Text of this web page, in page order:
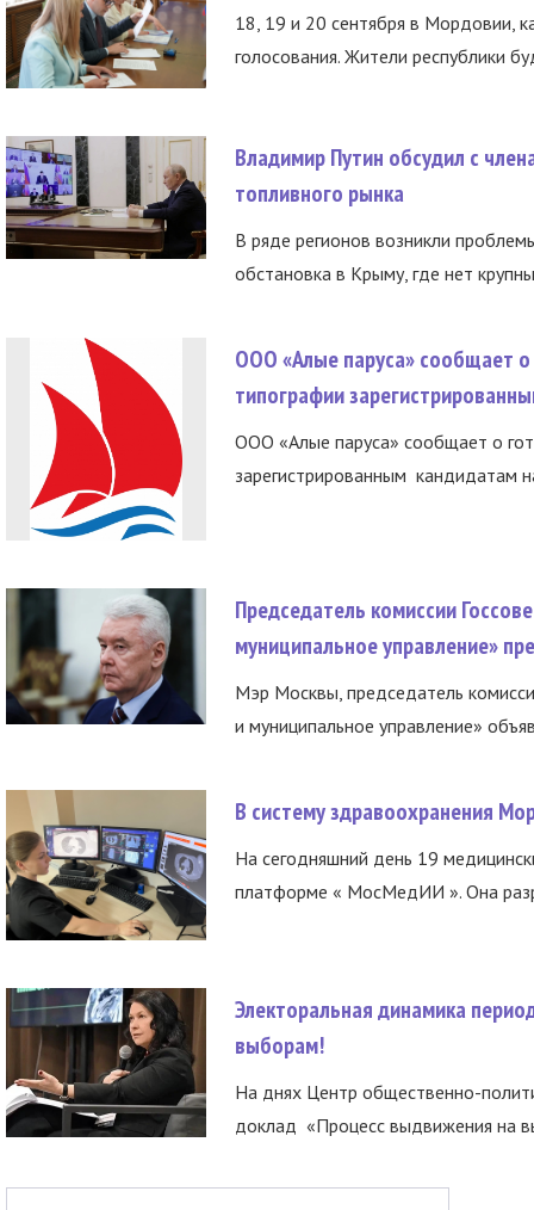
18, 19 и 20 сентября в Мордовии,
голосования. Жители республики
Владимир Путин обсудил с
топливного рынка
В ряде регионов возникли
обстановка в Крыму, где нет
ООО «Алые паруса» сообщает о
типографии
ООО «Алые паруса» сообщает о
зарегистрированным кандидатам
Председатель комиссии
муниципальное управление»
Мэр Москвы, председатель
и муниципальное управление»
В систему здравоохранения
На сегодняшний день 19
платформе « МосМедИИ ». Она
Электоральная динамика
выборам!
На днях Центр общественно-
доклад «Процесс выдвижения на